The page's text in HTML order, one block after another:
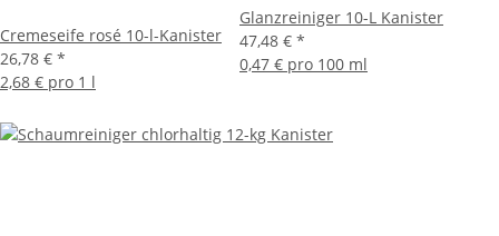
Cremeseife rosé 10-l-Kanister
26,78 € *
2,68 € pro 1 l
Glanzreiniger 10-L Kanister
47,48 € *
0,47 € pro 100 ml